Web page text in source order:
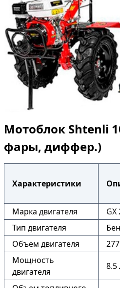
Мотоблок Shtenli
фары, диффер.)
Характеристики
Марка двигателя
GX
Тип двигателя
Объем двигателя
Мощность
двигателя
8.5